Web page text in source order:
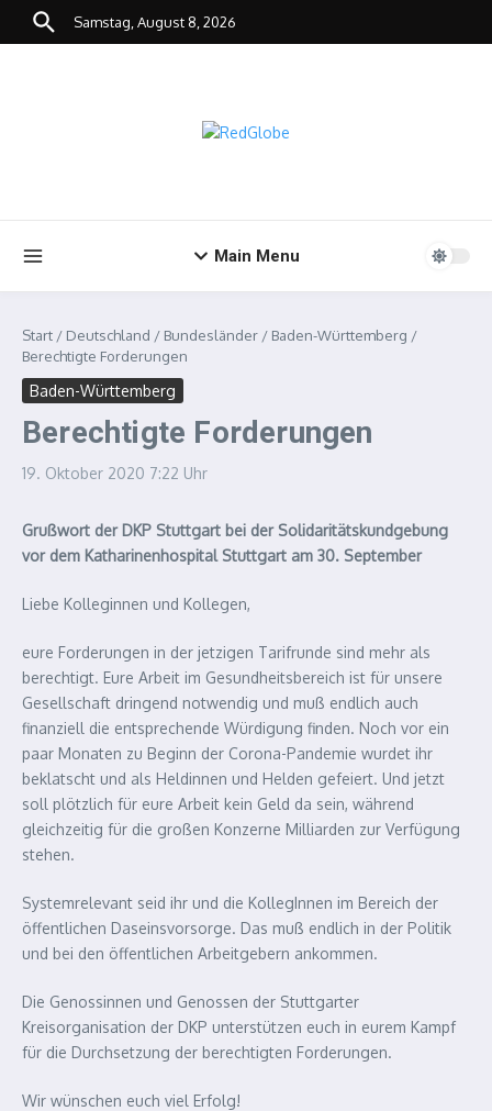
Zum Inhalt springen
Samstag, August 8, 2026
Main Menu
Start / Deutschland / Bundesländer / Baden-Württemberg /
Berechtigte Forderungen
Baden-Württemberg
Berechtigte Forderungen
19. Oktober 2020 7:22 Uhr
Grußwort der DKP Stuttgart bei der Solidaritätskundgebung
vor dem Katharinenhospital Stuttgart am 30. September
Liebe Kolleginnen und Kollegen,
eure Forderungen in der jetzigen Tarifrunde sind mehr als
berechtigt. Eure Arbeit im Gesundheitsbereich ist für unsere
Gesellschaft dringend notwendig und muß endlich auch
finanziell die entsprechende Würdigung finden. Noch vor ein
paar Monaten zu Beginn der Corona-Pandemie wurdet ihr
beklatscht und als Heldinnen und Helden gefeiert. Und jetzt
soll plötzlich für eure Arbeit kein Geld da sein, während
gleichzeitig für die großen Konzerne Milliarden zur Verfügung
stehen.
Systemrelevant seid ihr und die KollegInnen im Bereich der
öffentlichen Daseinsvorsorge. Das muß endlich in der Politik
und bei den öffentlichen Arbeitgebern ankommen.
Die Genossinnen und Genossen der Stuttgarter
Kreisorganisation der DKP unterstützen euch in eurem Kampf
für die Durchsetzung der berechtigten Forderungen.
Wir wünschen euch viel Erfolg!